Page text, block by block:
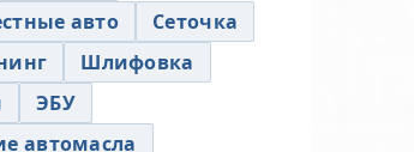
авто
Сеточка
Шлифовка
ЭБУ
автомасла